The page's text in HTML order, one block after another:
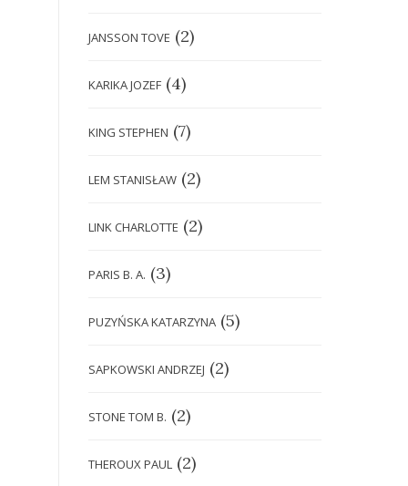
JANSSON TOVE (2)
KARIKA JOZEF (4)
KING STEPHEN (7)
LEM STANISŁAW (2)
LINK CHARLOTTE (2)
PARIS B. A. (3)
PUZYŃSKA KATARZYNA (5)
SAPKOWSKI ANDRZEJ (2)
STONE TOM B. (2)
THEROUX PAUL (2)